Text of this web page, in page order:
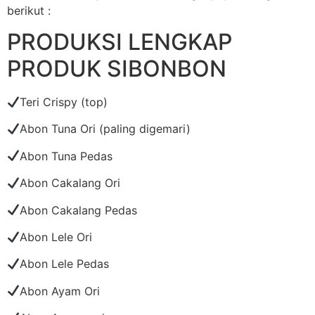
berikut :
PRODUKSI LENGKAP
PRODUK SIBONBON
Teri Crispy (top)
Abon Tuna Ori (paling digemari)
Abon Tuna Pedas
Abon Cakalang Ori
Abon Cakalang Pedas
Abon Lele Ori
Abon Lele Pedas
Abon Ayam Ori